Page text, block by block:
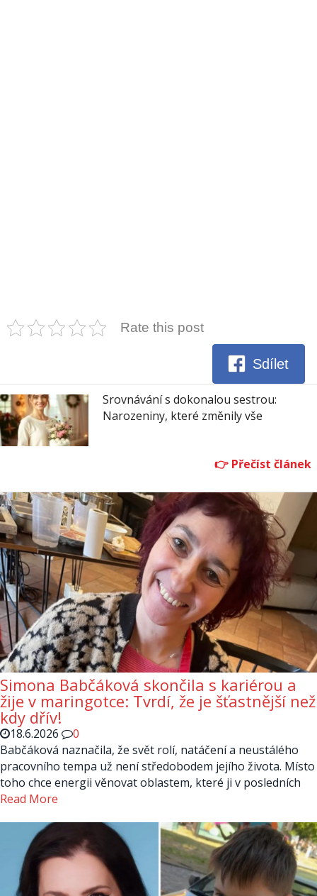
Rate this post
Sdílet
Srovnávání s dokonalou sestrou:
Narozeniny, které změnily vše
Simona Babčáková skončila s kariérou a
žije v maringotce: Tvrdí, že je šťastnější než
kdy dřív!
18.6.2026
0
Babčáková naznačila, že svět rolí, natáčení a neustálého
pracovního tempa už není středobodem jejího života. Místo
toho chce energii věnovat oblastem, které ji v posledních
Read More